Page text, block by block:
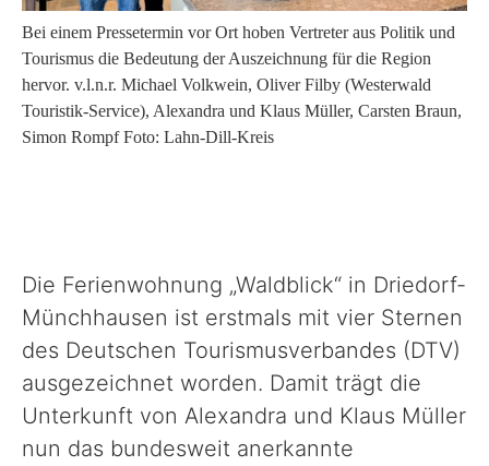
Straße & Verkehr
Recht & Ordnung
Veterinärwesen
Unser Landkreis
Politik
Bei einem Pressetermin vor Ort hoben Vertreter aus Politik und
Tourismus die Bedeutung der Auszeichnung für die Region
hervor. v.l.n.r. Michael Volkwein, Oliver Filby (Westerwald
Touristik-Service), Alexandra und Klaus Müller, Carsten Braun,
Simon Rompf Foto: Lahn-Dill-Kreis
Die Ferienwohnung „Waldblick“ in Driedorf-
Münchhausen ist erstmals mit vier Sternen
des Deutschen Tourismusverbandes (DTV)
ausgezeichnet worden. Damit trägt die
Unterkunft von Alexandra und Klaus Müller
nun das bundesweit anerkannte